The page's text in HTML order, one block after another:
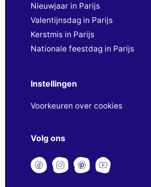
Nieuwjaar in Parijs
Valentijnsdag in Parijs
Kerstmis in Parijs
Nationale feestdag in Parijs
Instellingen
Voorkeuren over cookies
Volg ons